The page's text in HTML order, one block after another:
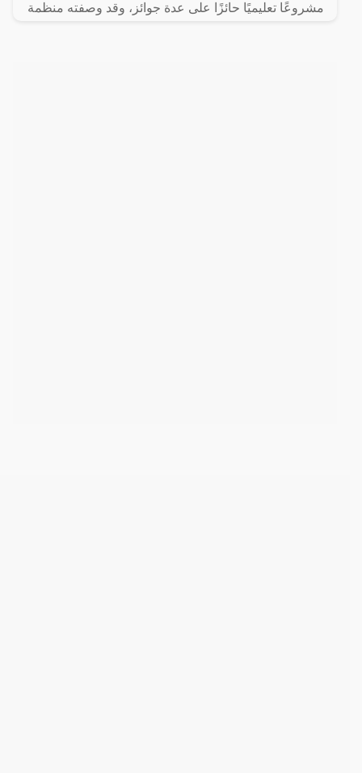
مشروعًا تعليميًا حائزًا على عدة جوائز، وقد وصفته منظمة